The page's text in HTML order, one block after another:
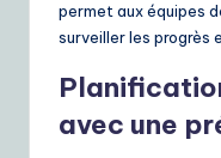
permet aux équipes
surveiller les progrès
avec une